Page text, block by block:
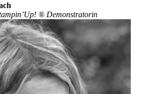
® Demonstratorin